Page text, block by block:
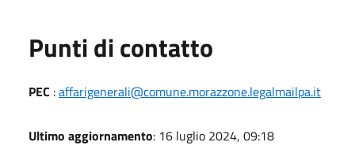
Punti di contatto
PEC :affarigenerali@comune.morazzone.legalmailpa.it
Ultimo aggiornamento: 16 luglio 2024, 09:18